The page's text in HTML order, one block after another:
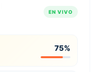
EN VIVO
75%